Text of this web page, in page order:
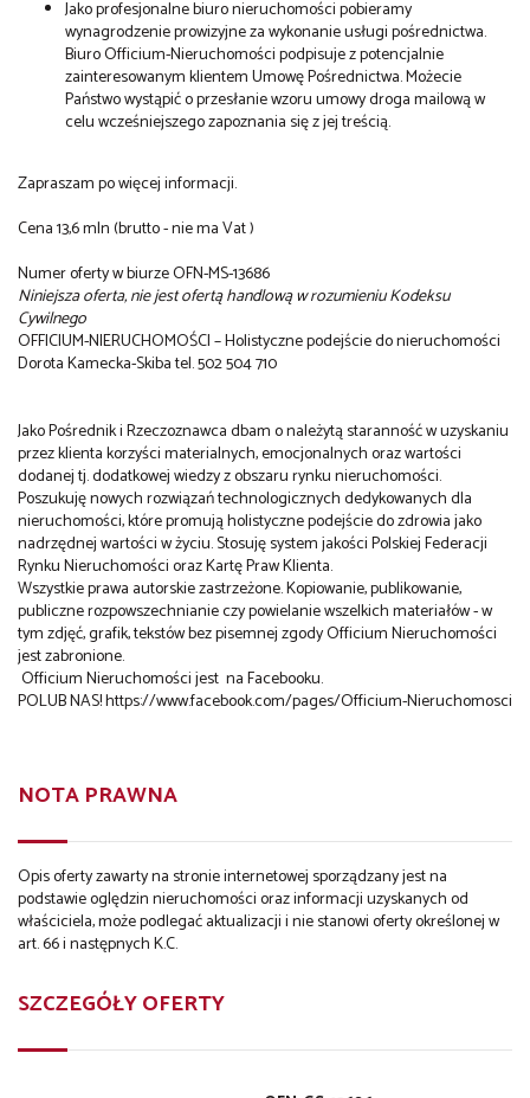
Jako profesjonalne biuro nieruchomości pobieramy
wynagrodzenie prowizyjne za wykonanie usługi pośrednictwa.
Biuro Officium-Nieruchomości podpisuje z potencjalnie
zainteresowanym klientem Umowę Pośrednictwa. Możecie
Państwo wystąpić o przesłanie wzoru umowy droga mailową w
celu wcześniejszego zapoznania się z jej treścią.
Zapraszam po więcej informacji.
Cena 13,6 mln (brutto - nie ma Vat )
Numer oferty w biurze OFN-MS-13686
Niniejsza oferta, nie jest ofertą handlową w rozumieniu Kodeksu
Cywilnego
OFFICIUM-NIERUCHOMOŚCI – Holistyczne podejście do nieruchomości
Dorota Kamecka-Skiba tel. 502 504 710
Jako Pośrednik i Rzeczoznawca dbam o należytą staranność w uzyskaniu
przez klienta korzyści materialnych, emocjonalnych oraz wartości
dodanej tj. dodatkowej wiedzy z obszaru rynku nieruchomości.
Poszukuję nowych rozwiązań technologicznych dedykowanych dla
nieruchomości, które promują holistyczne podejście do zdrowia jako
nadrzędnej wartości w życiu. Stosuję system jakości Polskiej Federacji
Rynku Nieruchomości oraz Kartę Praw Klienta.
Wszystkie prawa autorskie zastrzeżone. Kopiowanie, publikowanie,
publiczne rozpowszechnianie czy powielanie wszelkich materiałów - w
tym zdjęć, grafik, tekstów bez pisemnej zgody Officium Nieruchomości
jest zabronione.
Officium Nieruchomości jest na Facebooku.
POLUB NAS!https://www.facebook.com/pages/Officium-Nieruchomosci
NOTA PRAWNA
Opis oferty zawarty na stronie internetowej sporządzany jest na
podstawie oględzin nieruchomości oraz informacji uzyskanych od
właściciela, może podlegać aktualizacji i nie stanowi oferty określonej w
art. 66 i następnych K.C.
SZCZEGÓŁY OFERTY